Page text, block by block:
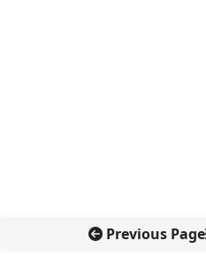
Previous Page